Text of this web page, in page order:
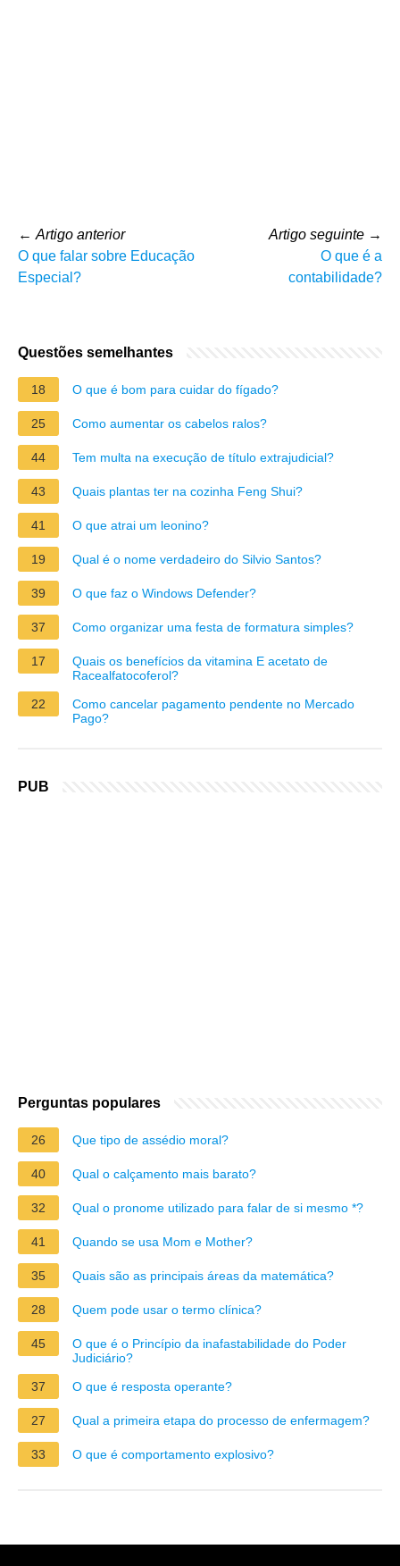
← Artigo anterior
O que falar sobre Educação
Especial?
Artigo seguinte →
O que é a
contabilidade?
Questões semelhantes
18 O que é bom para cuidar do fígado?
25 Como aumentar os cabelos ralos?
44 Tem multa na execução de título extrajudicial?
43 Quais plantas ter na cozinha Feng Shui?
41 O que atrai um leonino?
19 Qual é o nome verdadeiro do Silvio Santos?
39 O que faz o Windows Defender?
37 Como organizar uma festa de formatura simples?
17
Quais os benefícios da vitamina E acetato de
Racealfatocoferol?
22
Como cancelar pagamento pendente no Mercado
Pago?
PUB
Perguntas populares
26 Que tipo de assédio moral?
40 Qual o calçamento mais barato?
32 Qual o pronome utilizado para falar de si mesmo *?
41 Quando se usa Mom e Mother?
35 Quais são as principais áreas da matemática?
28 Quem pode usar o termo clínica?
45
O que é o Princípio da inafastabilidade do Poder
Judiciário?
37
O que é resposta operante?
27 Qual a primeira etapa do processo de enfermagem?
33 O que é comportamento explosivo?